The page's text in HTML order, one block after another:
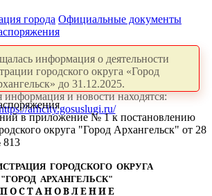
города Официальные документы
информация о деятельности
городского округа «Город
до 31.12.2025.
информация и новости находятся:
arhcity.gosuslugi.ru/
в приложение № 1 к постановлению
округа "Город Архангельск" от 28
813
ГОРОДСКОГО ОКРУГА
"ГОРОД АРХАНГЕЛЬСК"
П О С Т А Н О В Л Е Н И Е